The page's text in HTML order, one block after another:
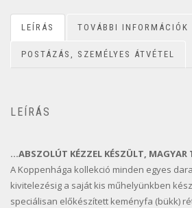
LEÍRÁS TOVÁBBI INFORMÁCIÓK
POSTÁZÁS, SZEMÉLYES ÁTVÉTEL
LEÍRÁS
…ABSZOLÚT KÉZZEL KÉSZÜLT, MAGYAR
A Koppenhága kollekció minden egyes
kivitelezésig a saját kis műhelyünkben
speciálisan előkészített keményfa (bükk)